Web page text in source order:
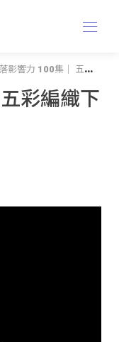
響力 100集｜ 五彩編織下的生命故事(下)
彩編織下